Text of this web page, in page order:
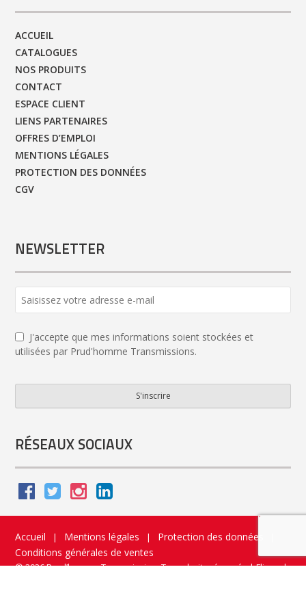
ACCUEIL
CATALOGUES
NOS PRODUITS
CONTACT
ESPACE CLIENT
LIENS PARTENAIRES
OFFRES D’EMPLOI
MENTIONS LÉGALES
PROTECTION DES DONNÉES
CGV
NEWSLETTER
J'accepte que mes informations soient stockées et
utilisées par Prud'homme Transmissions.
S'inscrire
Website *
RÉSEAUX SOCIAUX
Accueil | Mentions légales | Protection des données
Conditions générales de ventes
© 2026 Prud’homme Transmission. Tous droits réservés|Flippad